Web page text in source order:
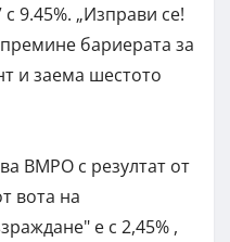
9.45%. „Изправи се!
бариерата за
и заема шестото
ВМРО с резултат от
вота на
е с 2,45% ,